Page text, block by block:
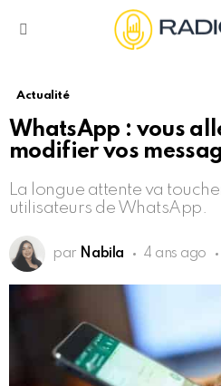
Actualité
WhatsApp : vous
modifier vos
La longue attente va
utilisateurs de WhatsApp.
par Nabila 4 ans ago